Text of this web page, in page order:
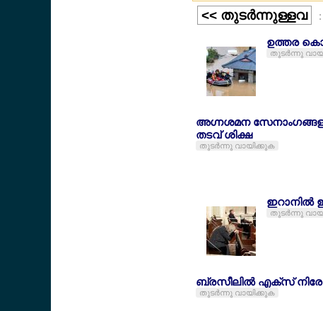
<< തുടര്‍ന്നുള്ളവ :
ഉത്തര
തുടര്‍ന്നു
അഗ്നശമന
തടവ് ശിക്ഷ
തുടര്‍ന്നു വായിക്കുക
ഇറാനില്‍
തുടര്‍ന്നു
ബ്രസീലില്‍ എക്സ്
തുടര്‍ന്നു വായിക്കുക